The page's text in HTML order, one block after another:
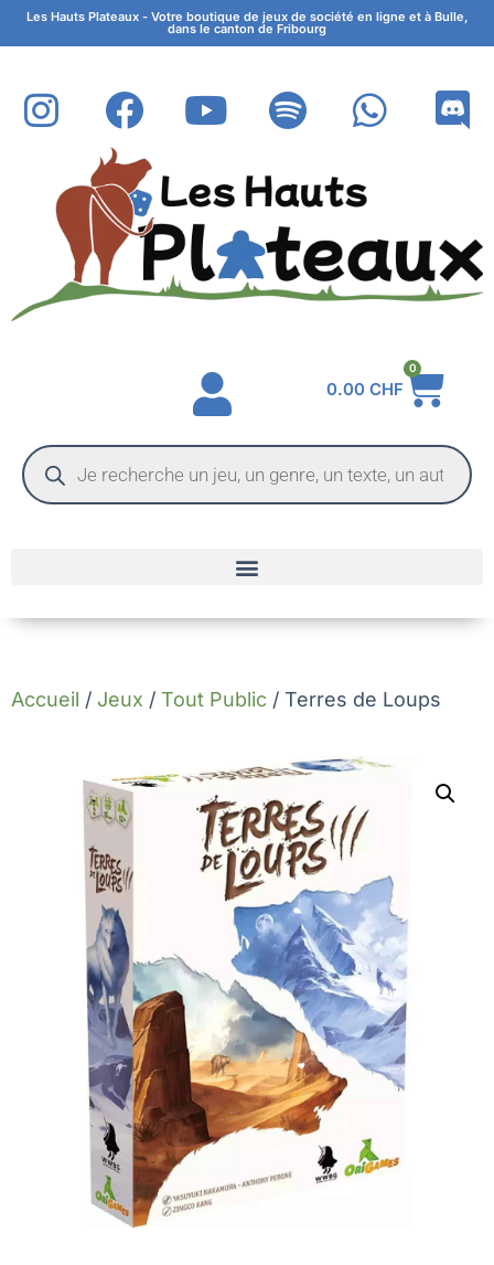
Les Hauts Plateaux - Votre boutique de jeux de société en ligne et à Bulle,
dans le canton de Fribourg
0.00 CHF
0
Accueil / Jeux / Tout Public / Terres de Loups